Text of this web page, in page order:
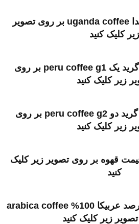
برای خرید قهوه اوگاندا uganda coffee بر روی تصویر
زیر کلیک کنید
برای خرید قهوه پرو گرید یک peru coffee g1 بر روی
زیر کلیک کنید
برای خرید قهوه پرو گرید دو peru coffee g2 بر روی
زیر کلیک کنید
قهوه بر روی تصویر زیر کلیک
کنید
برای خرید قهوه 100 درصد عربیکا 100% arabica coffee
زیر کلیک کنید